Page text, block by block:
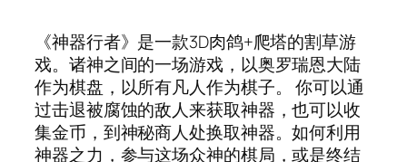
《神器行者》是一款3D肉鸽+爬塔的割草游
戏。诸神之间的一场游戏，以奥罗瑞恩大陆
作为棋盘，以所有凡人作为棋子。 你可以通
过击退被腐蚀的敌人来获取神器，也可以收
集金币，到神秘商人处换取神器。如何利用
神器之力，参与这场众神的棋局，或是终结